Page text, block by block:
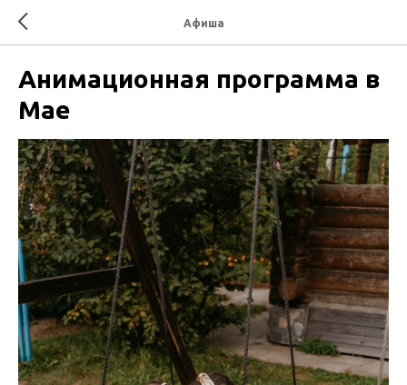
Афиша
Анимационная программа в
Мае